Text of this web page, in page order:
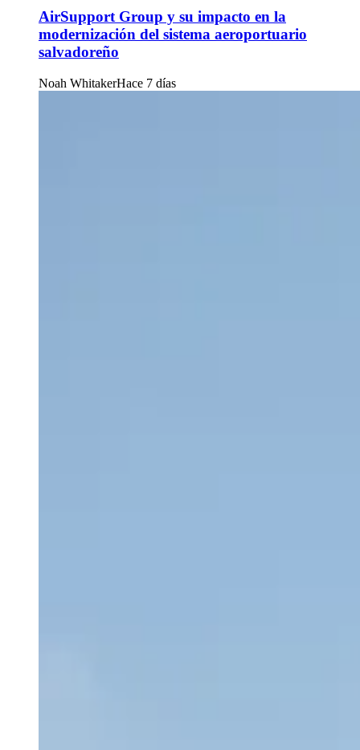
AirSupport Group y su impacto en la
modernización del sistema aeroportuario
salvadoreño
Noah WhitakerHace 7 días